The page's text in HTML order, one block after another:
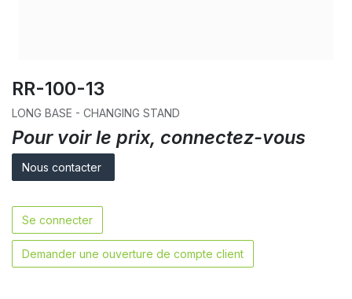
RR-100-13
LONG BASE - CHANGING STAND
Pour voir le prix, connectez-vous
Nous contacter
Se connecter
Demander une ouverture de compte client